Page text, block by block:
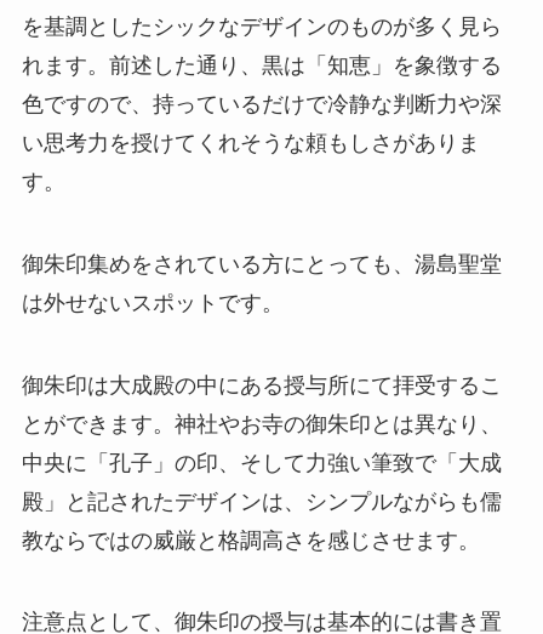
を基調としたシックなデザインのものが多く見ら
れます。前述した通り、黒は「知恵」を象徴する
色ですので、持っているだけで冷静な判断力や深
い思考力を授けてくれそうな頼もしさがありま
す。
御朱印集めをされている方にとっても、湯島聖堂
は外せないスポットです。
御朱印は大成殿の中にある授与所にて拝受するこ
とができます。神社やお寺の御朱印とは異なり、
中央に「孔子」の印、そして力強い筆致で「大成
殿」と記されたデザインは、シンプルながらも儒
教ならではの威厳と格調高さを感じさせます。
注意点として、御朱印の授与は基本的には書き置